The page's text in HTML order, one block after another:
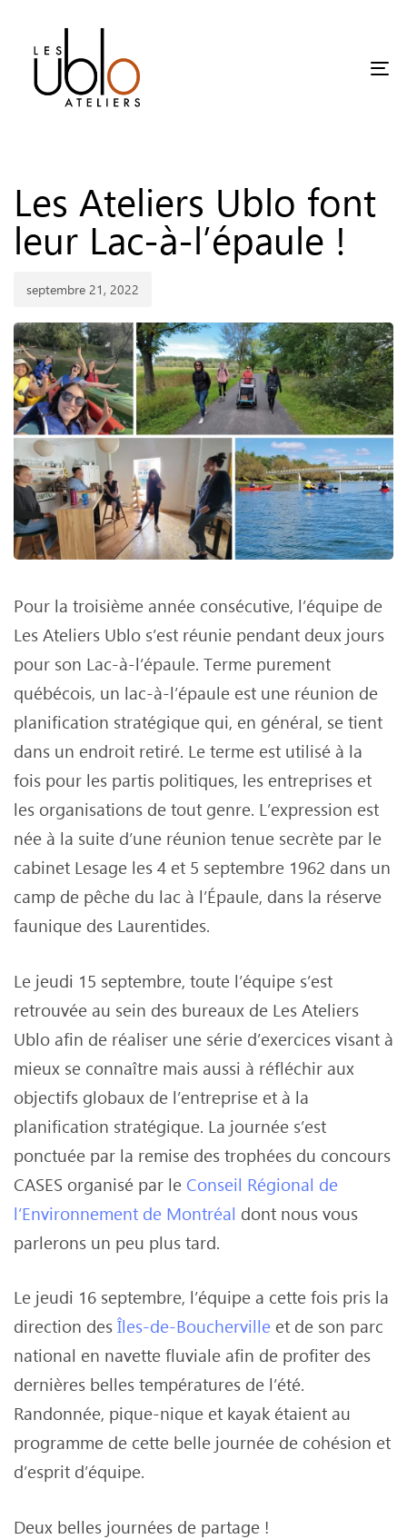
Les Ateliers Ublo font
leur Lac-à-l’épaule !
septembre 21, 2022
Pour la troisième année consécutive, l’équipe de
Les Ateliers Ublo s’est réunie pendant deux jours
pour son Lac-à-l’épaule. Terme purement
québécois, un lac-à-l’épaule est une réunion de
planification stratégique qui, en général, se tient
dans un endroit retiré. Le terme est utilisé à la
fois pour les partis politiques, les entreprises et
les organisations de tout genre. L’expression est
née à la suite d’une réunion tenue secrète par le
cabinet Lesage les 4 et 5 septembre 1962 dans un
camp de pêche du lac à l’Épaule, dans la réserve
faunique des Laurentides.
Le jeudi 15 septembre, toute l’équipe s’est
retrouvée au sein des bureaux de Les Ateliers
Ublo afin de réaliser une série d’exercices visant à
mieux se connaître mais aussi à réfléchir aux
objectifs globaux de l’entreprise et à la
planification stratégique. La journée s’est
ponctuée par la remise des trophées du concours
CASES organisé par le Conseil Régional de
l’Environnement de Montréal dont nous vous
parlerons un peu plus tard.
Le jeudi 16 septembre, l’équipe a cette fois pris la
direction des Îles-de-Boucherville et de son parc
national en navette fluviale afin de profiter des
dernières belles températures de l’été.
Randonnée, pique-nique et kayak étaient au
programme de cette belle journée de cohésion et
d’esprit d’équipe.
Deux belles journées de partage !